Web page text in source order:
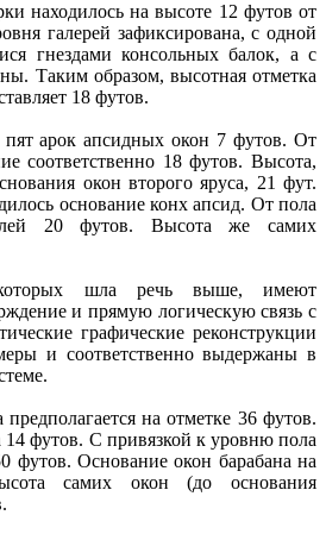
находилось на высоте 12 футов от
галерей зафиксирована, с одной
гнездами консольных балок, а с
Таким образом, высотная отметка
18 футов.
арок апсидных окон 7 футов. От
соответственно 18 футов. Высота,
окон второго яруса, 21 фут.
основание конх апсид. От пола
20 футов. Высота же самих
шла речь выше, имеют
и прямую логическую связь с
графические реконструкции
и соответственно выдержаны в
на отметке 36 футов.
14 футов. С привязкой к уровню пола
футов. Основание окон барабана на
самих окон (до основания